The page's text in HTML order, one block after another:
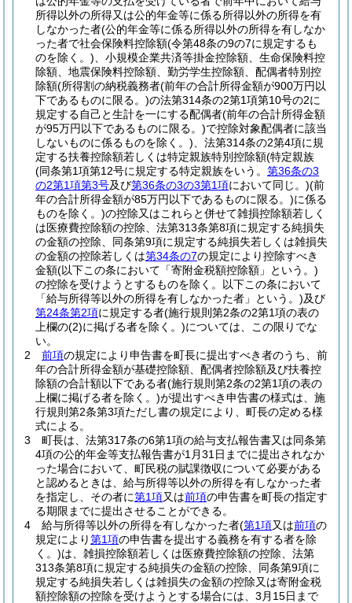
所得以外の所得又は公的年金等に係る所得以外の所得を有
しなかった者(公的年金等に係る所得以外の所得を有しなか
った者で社会保険料控除額(令第48条の9の7に規定するも
のを除く。) 、小規模企業共済等掛金控除額、生命保険料控
除額、地震保険料控除額、勤労学生控除額、配偶者特別控
除額(所得割の納税義務者(前年の合計所得金額が900万円以
下であるものに限る。)の法第314条の2第1項第10号の2に
規定する自己と生計を一にする配偶者(前年の合計所得金額
が95万円以下であるものに限る。)で控除対象配偶者に該当
しないものに係るものを除く。) 、法第314条の2第4項に規
定する扶養控除額若しくは特定親族特別控除額(特定親族
(同条第1項第12号に規定する特定親族をいう。 第36条の3
の2第1項第3号及び第36条の3の3第1項において同じ。)(前
年の合計所得金額が85万円以下であるものに限る。)に係る
ものを除く。)の控除又はこれらと併せて雑損控除額若しく
は医療費控除額の控除、法第313条第8項に規定する純損失
の金額の控除、同条第9項に規定する純損失若しくは雑損失
の金額の控除若しくは第34条の7の規定により控除すべき
金額(以下この条において「寄附金税額控除額」という。)
の控除を受けようとするものを除く。以下この条において
「給与所得等以外の所得を有しなかった者」という。)及び
第24条第2項に規定する者(施行規則第2条の2第1項の表の
上欄の(2)に掲げる者を除く。)については、この限りでな
い。
2
前項の規定により申告書を町長に提出すべき者のうち、前
年の合計所得金額が基礎控除額、配偶者控除額及び扶養控
除額の合計額以下である者(施行規則第2条の2第1項の表の
上欄に掲げる者を除く。)が提出すべき申告書の様式は、施
行規則第2条第3項ただし書の規定により、町長の定める様
式による。
3
町長は、法第317条の6第1項の給与支払報告書又は同条第
4項の公的年金等支払報告書が1月31日までに提出されなか
った場合において、町民税の賦課徴収について必要がある
と認めるときは、給与所得等以外の所得を有しなかった者
を指定し、その者に第1項又は前項の申告書を町長の指定す
る期限までに提出させることができる。
4
給与所得等以外の所得を有しなかった者(第1項又は前項の
規定により第1項の申告書を提出する義務を有する者を除
く。)は、雑損控除額若しくは医療費控除額の控除、法第
313条第8項に規定する純損失の金額の控除、同条第9項に
規定する純損失若しくは雑損失の金額の控除又は寄附金税
額控除額の控除を受けようとする場合には、3月15日まで